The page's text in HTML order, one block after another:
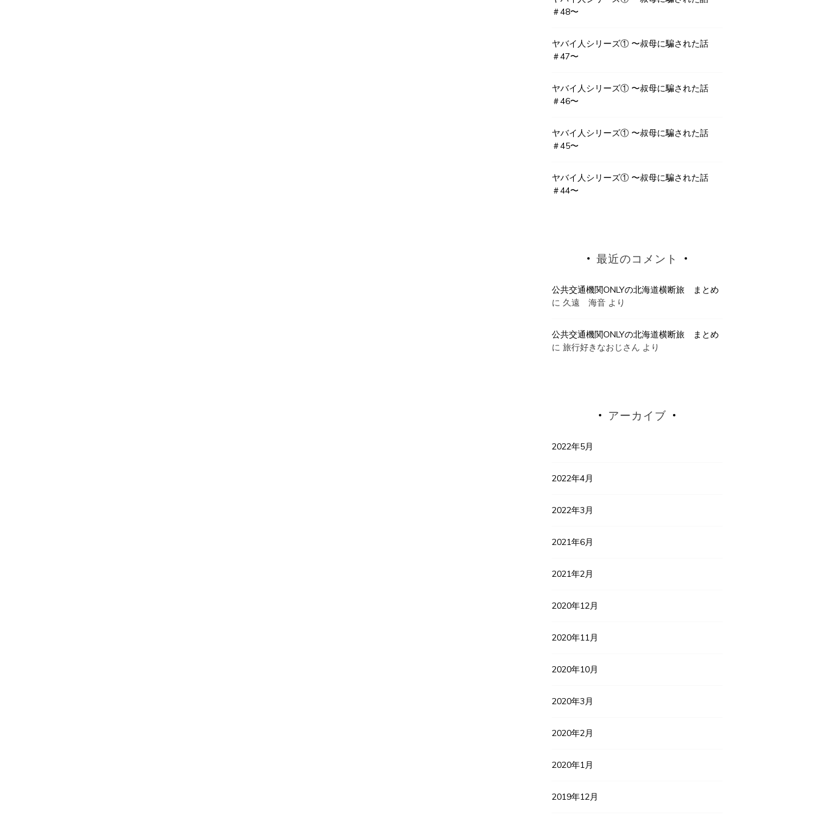
＃48〜
ヤバイ人シリーズ① 〜叔母に騙された話
＃47〜
ヤバイ人シリーズ① 〜叔母に騙された話
＃46〜
ヤバイ人シリーズ① 〜叔母に騙された話
＃45〜
ヤバイ人シリーズ① 〜叔母に騙された話
＃44〜
最近のコメント
公共交通機関ONLYの北海道横断旅 まとめ
に 久遠 海音 より
公共交通機関ONLYの北海道横断旅 まとめ
に旅行好きなおじさん より
アーカイブ
2022年5月
2022年4月
2022年3月
2021年6月
2021年2月
2020年12月
2020年11月
2020年10月
2020年3月
2020年2月
2020年1月
2019年12月